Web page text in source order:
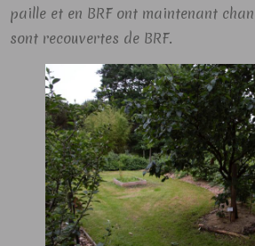
paille et en BRF ont maintenant
sont recouvertes de BRF.